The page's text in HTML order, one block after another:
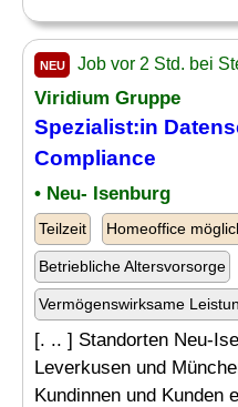
NEU Job vor 2 Std. bei
Viridium Gruppe
Spezialist:in
Compliance
• Neu- Isenburg
Teilzeit Homeoffice
Betriebliche Altersvorsorge
Vermögenswirksame
[. .. ] Standorten Neu-
Leverkusen und
Kundinnen und Kunden